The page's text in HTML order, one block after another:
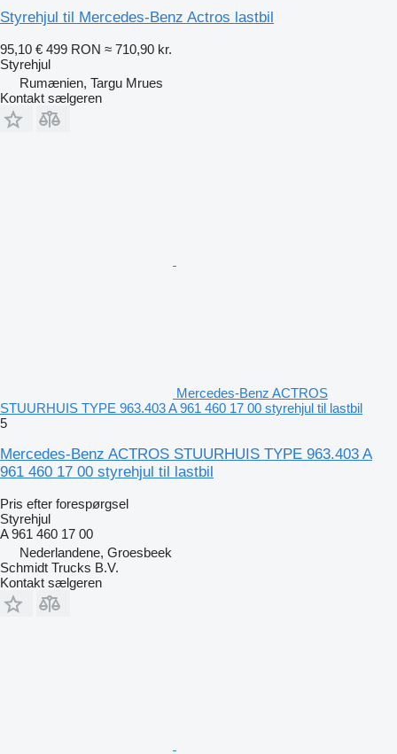
Styrehjul til Mercedes-Benz Actros lastbil
95,10 € 499 RON ≈ 710,90 kr.
Styrehjul
Rumænien, Targu Mrues
Kontakt sælgeren
Mercedes-Benz ACTROS
STUURHUIS TYPE 963.403 A 961 460 17 00 styrehjul til lastbil
5
Mercedes-Benz ACTROS STUURHUIS TYPE 963.403 A
961 460 17 00 styrehjul til lastbil
Pris efter forespørgsel
Styrehjul
A 961 460 17 00
Nederlandene, Groesbeek
Schmidt Trucks B.V.
Kontakt sælgeren